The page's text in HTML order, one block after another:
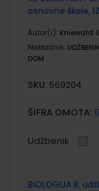
osnovne škole,
Autor(i): Kniewald
Nakladnik:
DOM
SKU: 569204
ŠIFRA OMOTA:
Udžbenik
BIOLOGIJA 8;